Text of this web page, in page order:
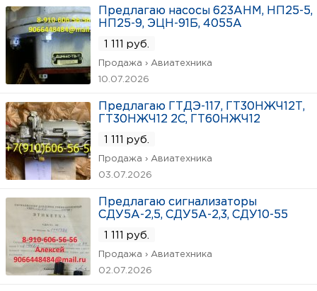
Предлагаю насосы 623АНМ, НП25-5,
НП25-9, ЭЦН-91Б, 4055А
1 111 руб.
Продажа › Авиатехника
10.07.2026
Предлагаю ГТДЭ-117, ГТ30НЖЧ12Т,
ГТ30НЖЧ12 2С, ГТ60НЖЧ12
1 111 руб.
Продажа › Авиатехника
03.07.2026
Предлагаю сигнализаторы
СДУ5А-2,5, СДУ5А-2,3, СДУ10-55
1 111 руб.
Продажа › Авиатехника
02.07.2026